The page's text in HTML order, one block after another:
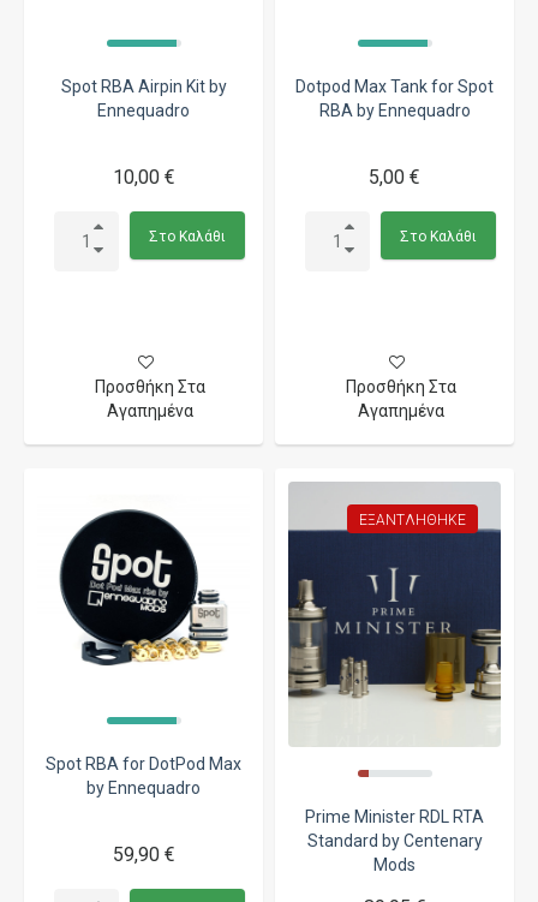
Spot RBA Airpin Kit by
Ennequadro
10,00 €
Στο Καλάθι
Προσθήκη Στα
Αγαπημένα
Dotpod Max Tank for Spot
RBA by Ennequadro
5,00 €
Στο Καλάθι
Προσθήκη Στα
Αγαπημένα
Spot RBA for DotPod Max
by Ennequadro
59,90 €
ΕΞΑΝΤΛΉΘΗΚΕ
Prime Minister RDL RTA
Standard by Centenary
Mods